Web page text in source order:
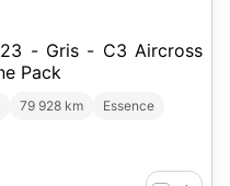
- Gris - C3 Aircross
Pack
79 928 km
Essence